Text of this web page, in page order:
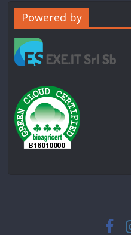
Powered by